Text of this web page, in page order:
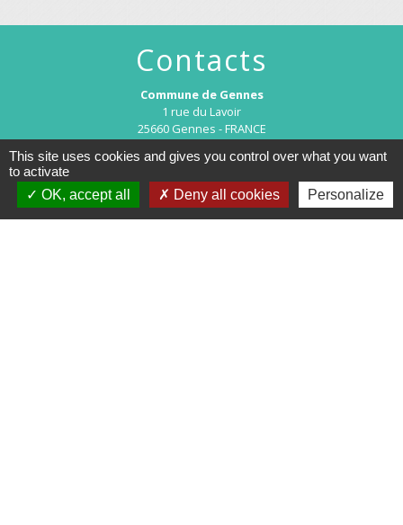
Contacts
Commune de Gennes
1 rue du Lavoir
25660 Gennes - FRANCE
Horaires d’ouverture au public :
This site uses cookies and gives you control over what you want
to activate
OK, accept all
Deny all cookies Personalize